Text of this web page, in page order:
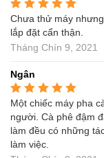
Được xếp hạng55
sao
Chưa thử máy
lắp đặt cẩn thận.
Tháng Chín 9, 2021
Ngân
Được xếp hạng55
sao
Một chiếc máy pha
người. Cà phê đậm
làm đều có những
làm việc.